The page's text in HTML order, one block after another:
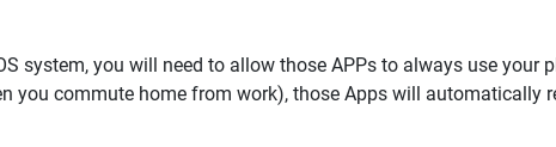
system, you will need to allow those APPs to always use your
you commute home from work), those Apps will automatically